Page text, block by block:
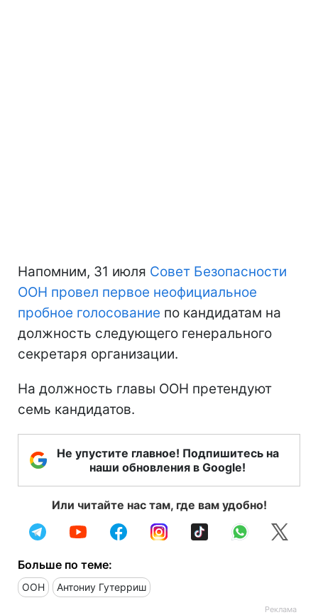
Напомним, 31 июля Совет Безопасности
ООН провел первое неофициальное
пробное голосование по кандидатам на
должность следующего генерального
секретаря организации.
На должность главы ООН претендуют
семь кандидатов.
Не упустите главное! Подпишитесь на
наши обновления в Google!
Или читайте нас там, где вам удобно!
Больше по теме:
ООН Антониу Гутерриш